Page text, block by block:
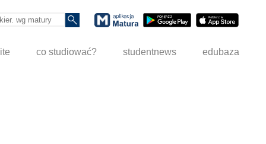
co studiować? studentnews edubaza